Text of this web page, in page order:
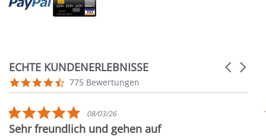
ECHTE KUNDENERLEBNISSE
Reviews
carousel
Carousel
4.7
star
775 Bewertungen
5.0
star
rating
08/03/26
Sehr freundlich und gehen auf